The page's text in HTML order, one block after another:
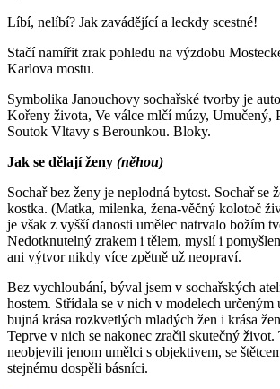
Líbí, nelíbí? Jak zavádějící a leckdy scestné!
Stačí namířit zrak pohledu na výzdobu
Karlova mostu.
Symbolika Janouchovy sochařské tvorby je
Kořeny života, Ve válce mlčí múzy, Umučený,
Soutok Vltavy s Berounkou. Bloky.
Jak se dělají ženy (něhou)
Sochař bez ženy je neplodná bytost. Sochař se
kostka. (Matka, milenka, žena-věčný kolotoč
je však z vyšší danosti umělec natrvalo božím
Nedotknutelný zrakem i tělem, myslí i
ani výtvor nikdy více zpětně už neopraví.
Bez vychloubání, býval jsem v sochařských
hostem. Střídala se v nich v modelech určeným
bujná krása rozkvetlých mladých žen i krása
Teprve v nich se nakonec zračil skutečný život.
neobjevili jenom umělci s objektivem, se
stejnému dospěli básníci.